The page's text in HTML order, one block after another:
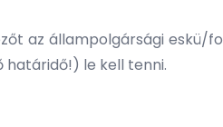
az állampolgársági eskü/
le kell tenni.